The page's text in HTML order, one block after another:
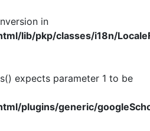
in
lib/pkp/classes/i18n/
expects parameter 1 to be
plugins/generic/